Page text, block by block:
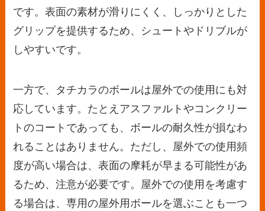
です。表面の素材が滑りにくく、しっかりとした
グリップを提供するため、シュートやドリブルが
しやすいです。
一方で、タチカラのボールは屋外での使用にも対
応しています。たとえアスファルトやコンクリー
トのコートであっても、ボールの耐久性が損なわ
れることはありません。ただし、屋外での使用頻
度が高い場合は、表面の摩耗が早まる可能性があ
るため、注意が必要です。屋外での使用を考慮す
る場合は、専用の屋外用ボールを選ぶことも一つ